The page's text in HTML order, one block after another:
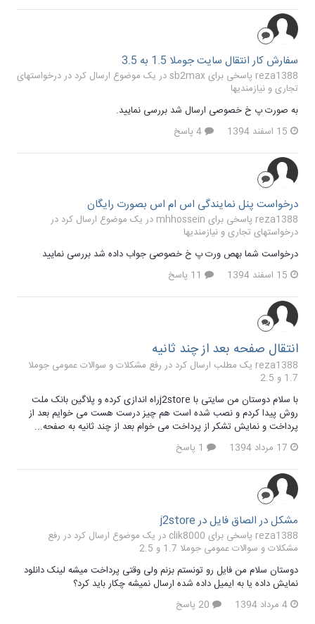
سفارش کار انتقال سایت جوملا 1.5 به 3.5
reza1388 پاسخی برای sb2max در یک موضوع ارسال کرد در
درخواستهای
تجاری و نیازمندیها
به صورت پ خ خصوصی ارسال شد بررسی نمایید.
15 اسفند 1394
درخواست پنل نمایندگی اس ام اس بصورت رایگان
reza1388 پاسخی برای mhhossein در یک موضوع ارسال کرد در
درخواستهای تجاری و نیازمندیها
درخواست شما بهص ورت پ خ خصوصی جواب داده شد بررسی نمایید
15 اسفند 1394
انتقال صفحه بعد از چند ثانیه
reza1388 یک مطلب ارسال کرد در
رفع مشکلات و سوالات عمومی جوملا
1.7 و 2.5
با سلام دوستان من سایتی با j2storeراه اندازی کرده و پلاگین بانک ملت
روش پیدا کردم و نصب شده است هم چیز درست هست می خوایم بعد از
پرداخت و نمایش تشکر از پرداخت می خوام بعد از چند ثانیه به صفحه...
17 مرداد 1394
مشکل در الصاق فایل در j2store
reza1388 پاسخی برای clik8000 در یک موضوع ارسال کرد در
رفع
مشکلات و سوالات عمومی جوملا 1.7 و 2.5
دوستان سلام من فایل رو تونستم بزنم ولی وقتی پرداخت میشه لینک دانلود
نمایش داده یا به ایمیل داده شده ارسال نمیشه چکار باید کرد؟
4 مرداد 1394